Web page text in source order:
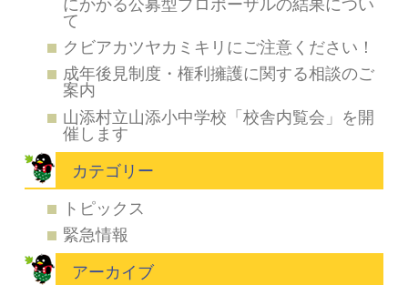
て
クビアカツヤカミキリにご注意ください！
成年後見制度・権利擁護に関する相談のご
案内
山添村立山添小中学校「校舎内覧会」を開
催します
カテゴリー
トピックス
緊急情報
アーカイブ